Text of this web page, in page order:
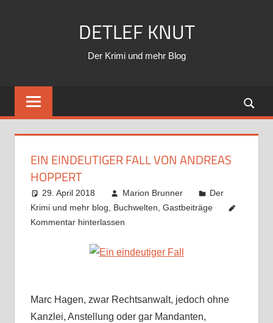
DETLEF KNUT
Der Krimi und mehr Blog
EIN EINDEUTIGER FALL VON ANDREAS
HOPPERT
29. April 2018 Marion Brunner
Der
Krimi und mehr blog
Buchwelten Gastbeiträge
Kommentar hinterlassen
Marc Hagen, zwar Rechtsanwalt, jedoch ohne
Kanzlei, Anstellung oder gar Mandanten,